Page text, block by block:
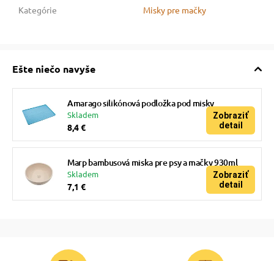
Kategórie Misky pre mačky
Ešte niečo navyše
Amarago silikónová podložka pod misky
Skladem
8,4 €
Zobraziť
detail
Marp bambusová miska pre psy a mačky 930ml
Skladem
7,1 €
Zobraziť
detail